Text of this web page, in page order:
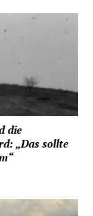
die
„Das sollte